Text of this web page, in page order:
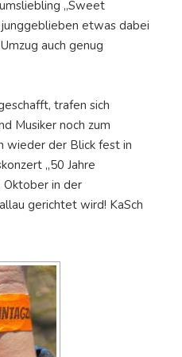
„Sweet
etwas dabei
auch genug
trafen sich
Musiker noch zum
wieder der Blick fest in
„50 Jahre
Oktober in der
gerichtet wird! KaSch